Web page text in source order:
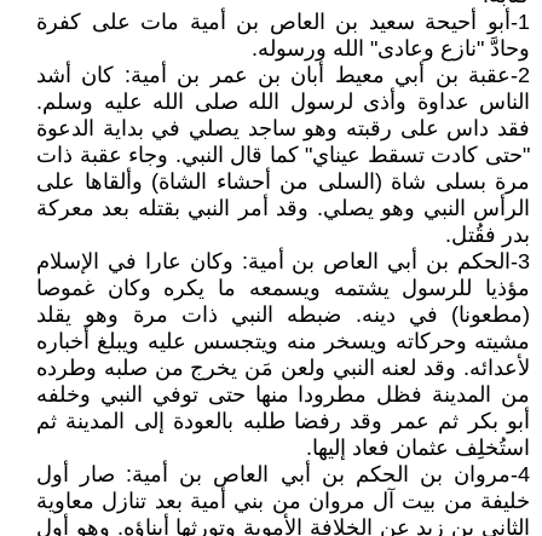
1-أبو أحيحة سعيد بن العاص بن أمية مات على كفرة
وحادَّ "نازع وعادى" الله ورسوله.
2-عقبة بن أبي معيط أبان بن عمر بن أمية: كان أشد
الناس عداوة وأذى لرسول الله صلى الله عليه وسلم.
فقد داس على رقبته وهو ساجد يصلي في بداية الدعوة
"حتى كادت تسقط عيناي" كما قال النبي. وجاء عقبة ذات
مرة بسلى شاة (السلى من أحشاء الشاة) وألقاها على
الرأس النبي وهو يصلي. وقد أمر النبي بقتله بعد معركة
بدر فقُتل.
3-الحكم بن أبي العاص بن أمية: وكان عارا في الإسلام
مؤذيا للرسول يشتمه ويسمعه ما يكره وكان غموصا
(مطعونا) في دينه. ضبطه النبي ذات مرة وهو يقلد
مشيته وحركاته ويسخر منه ويتجسس عليه ويبلغ أخباره
لأعدائه. وقد لعنه النبي ولعن مَن يخرج من صلبه وطرده
من المدينة فظل مطرودا منها حتى توفي النبي وخلفه
أبو بكر ثم عمر وقد رفضا طلبه بالعودة إلى المدينة ثم
استُخلِف عثمان فعاد إليها.
4-مروان بن الحكم بن أبي العاص بن أمية: صار أول
خليفة من بيت آل مروان من بني أمية بعد تنازل معاوية
الثاني بن زيد عن الخلافة الأموية وتورثها أبناؤه. وهو أول